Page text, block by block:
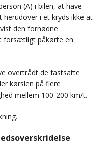
(A) i bilen, at have
i et kryds ikke at
den fornødne
forsætligt påkørte en
overtrådt de fastsatte
kørslen på flere
mellem 100-200 km/t.